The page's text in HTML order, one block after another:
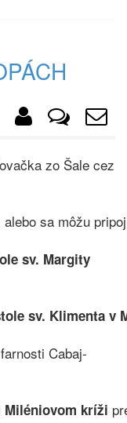
zo Šale cez
sa môžu
sv. Margity
sv. Klimenta v
Cabaj-
Miléniovom kríži